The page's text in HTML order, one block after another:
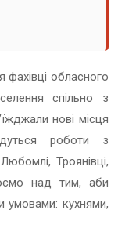
обласного
спільно з
нові місця
роботи з
Троянівці,
над тим, аби
умовами: кухнями,